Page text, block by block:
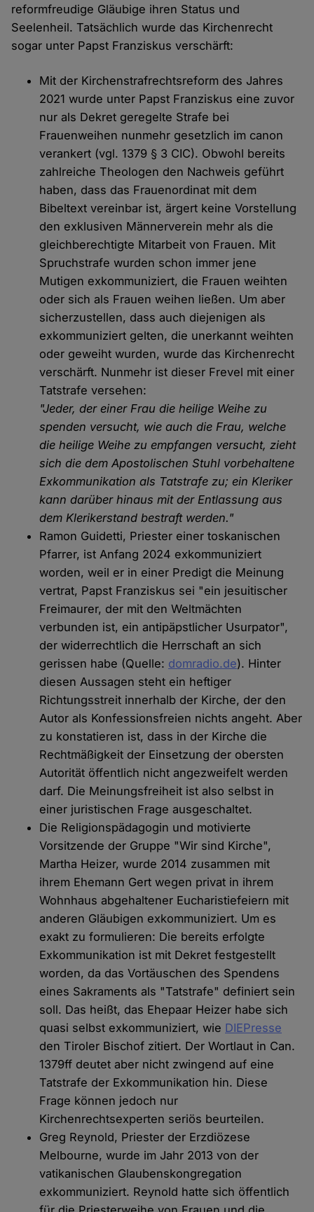
reformfreudige Gläubige ihren Status und
Seelenheil. Tatsächlich wurde das Kirchenrecht
sogar unter Papst Franziskus verschärft:
Mit der Kirchenstrafrechtsreform des Jahres
2021 wurde unter Papst Franziskus eine zuvor
nur als Dekret geregelte Strafe bei
Frauenweihen nunmehr gesetzlich im canon
verankert (vgl. 1379 § 3 CIC). Obwohl bereits
zahlreiche Theologen den Nachweis geführt
haben, dass das Frauenordinat mit dem
Bibeltext vereinbar ist, ärgert keine Vorstellung
den exklusiven Männerverein mehr als die
gleichberechtigte Mitarbeit von Frauen. Mit
Spruchstrafe wurden schon immer jene
Mutigen exkommuniziert, die Frauen weihten
oder sich als Frauen weihen ließen. Um aber
sicherzustellen, dass auch diejenigen als
exkommuniziert gelten, die unerkannt weihten
oder geweiht wurden, wurde das Kirchenrecht
verschärft. Nunmehr ist dieser Frevel mit einer
Tatstrafe versehen:
"Jeder, der einer Frau die heilige Weihe zu
spenden versucht, wie auch die Frau, welche
die heilige Weihe zu empfangen versucht, zieht
sich die dem Apostolischen Stuhl vorbehaltene
Exkommunikation als Tatstrafe zu; ein Kleriker
kann darüber hinaus mit der Entlassung aus
dem Klerikerstand bestraft werden."
Ramon Guidetti, Priester einer toskanischen
Pfarrer, ist Anfang 2024 exkommuniziert
worden, weil er in einer Predigt die Meinung
vertrat, Papst Franziskus sei "ein jesuitischer
Freimaurer, der mit den Weltmächten
verbunden ist, ein antipäpstlicher Usurpator",
der widerrechtlich die Herrschaft an sich
gerissen habe (Quelle: domradio.de). Hinter
diesen Aussagen steht ein heftiger
Richtungsstreit innerhalb der Kirche, der den
Autor als Konfessionsfreien nichts angeht. Aber
zu konstatieren ist, dass in der Kirche die
Rechtmäßigkeit der Einsetzung der obersten
Autorität öffentlich nicht angezweifelt werden
darf. Die Meinungsfreiheit ist also selbst in
einer juristischen Frage ausgeschaltet.
Die Religionspädagogin und motivierte
Vorsitzende der Gruppe "Wir sind Kirche",
Martha Heizer, wurde 2014 zusammen mit
ihrem Ehemann Gert wegen privat in ihrem
Wohnhaus abgehaltener Eucharistiefeiern mit
anderen Gläubigen exkommuniziert. Um es
exakt zu formulieren: Die bereits erfolgte
Exkommunikation ist mit Dekret festgestellt
worden, da das Vortäuschen des Spendens
eines Sakraments als "Tatstrafe" definiert sein
soll. Das heißt, das Ehepaar Heizer habe sich
quasi selbst exkommuniziert, wie DIEPresse
den Tiroler Bischof zitiert. Der Wortlaut in Can.
1379ff deutet aber nicht zwingend auf eine
Tatstrafe der Exkommunikation hin. Diese
Frage können jedoch nur
Kirchenrechtsexperten seriös beurteilen.
Greg Reynold, Priester der Erzdiözese
Melbourne, wurde im Jahr 2013 von der
vatikanischen Glaubenskongregation
exkommuniziert. Reynold hatte sich öffentlich